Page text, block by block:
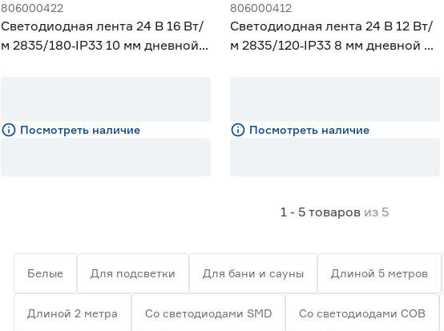
806000422
Светодиодная лента 24 В 16 Вт/
м 2835/180‑IP33 10 мм дневной 3
Посмотреть наличие
806000412
Светодиодная лента 24 В 12 Вт/
м 2835/120‑IP33 8 мм дневной 3
Посмотреть наличие
1 - 5 товаров из 5
Белые Для подсветки Для бани и сауны Длиной 5 метров
Длиной 2 метра Со светодиодами SMD Со светодиодами СОВ